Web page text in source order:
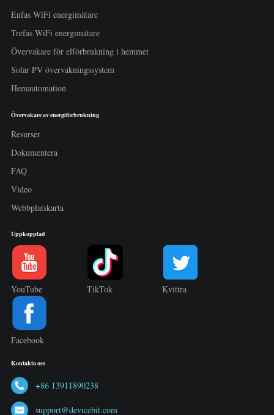
Enfas WiFi energimätare
Trefas WiFi energimätare
Övervakare för elförbrukning i hemmet
Solar PV övervakningssystem
Hemautomation
Övervakare av energiförbrukning
Resurser
Dokumentera
FAQ
Video
Webbplatskarta
Uppkopplad
YouTube TikTok Kvittra
Facebook
Kontakta oss
+86 13911890238
support@devicebit.com